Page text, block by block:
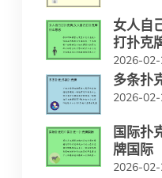
女人自
打扑克
2026-
多条扑
2026-
国际扑
牌国际
2026-